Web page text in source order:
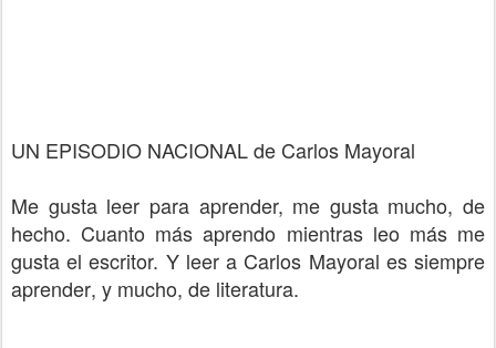
UN EPISODIO NACIONAL de Carlos Mayoral
Me gusta leer para aprender, me gustamucho, de
hecho. Cuanto más aprendo mientras leo más me
gusta el escritor. Y leera Carlos Mayoral es siempre
aprender, y mucho, de literatura.